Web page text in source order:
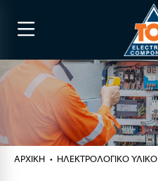
ΑΡΧΙΚΉ ΗΛΕΚΤΡΟΛΟΓΙΚΟ ΥΛΙΚΟ